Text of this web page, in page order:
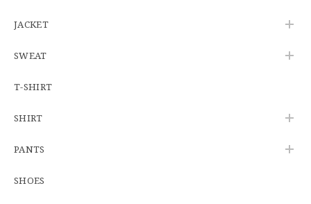
JACKET
SWEAT
T-SHIRT
SHIRT
PANTS
SHOES